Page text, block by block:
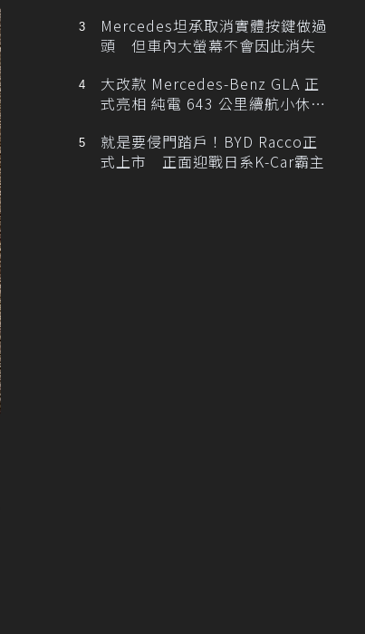
Mercedes坦承取消實體按鍵做過
頭 但車內大螢幕不會因此消失
大改款 Mercedes-Benz GLA 正
式亮相 純電 643 公里續航小休
就是要侵門踏戶！BYD Racco正
式上市 正面迎戰日系K-Car霸主